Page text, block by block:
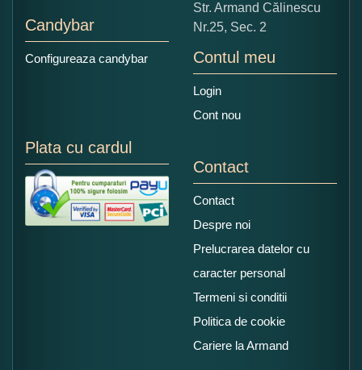
Candybar
Configureaza candybar
Str. Armand Călinescu
Nr.25, Sec. 2
Contul meu
Login
Cont nou
Plata cu cardul
Contact
Contact
Despre noi
Prelucrarea datelor cu
caracter personal
Termeni si conditii
Politica de cookie
Cariere la Armand